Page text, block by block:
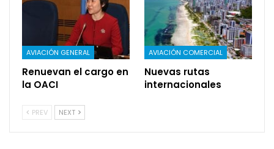
AVIACIÓN GENERAL
Renuevan el cargo en
la OACI
AVIACIÓN COMERCIAL
Nuevas rutas
internacionales
PREV NEXT